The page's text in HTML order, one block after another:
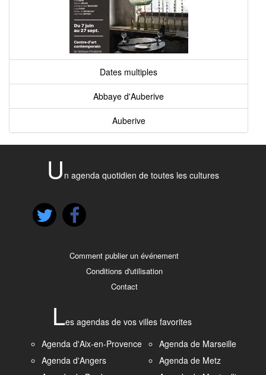
Dates multiples
Abbaye d'Auberive
Auberive
U n agenda quotidien de toutes les cultures
Comment publier un événement
Conditions d'utilisation
Contact
Les agendas de vos villes favorites
Agenda d'Aix-en-Provence
Agenda d'Angers
Agenda de Marseille
Agenda de Metz